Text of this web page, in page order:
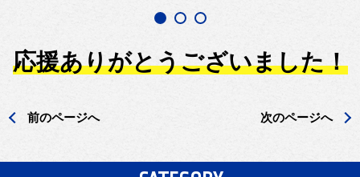
応援ありがとうございました！
前のページへ 次のページへ